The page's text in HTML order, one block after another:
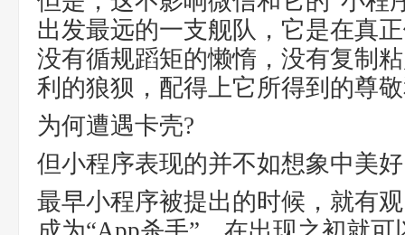
出发最远的一支舰队，它是在真
没有循规蹈矩的懒惰，没有复制
利的狼狈，配得上它所得到的尊
为何遭遇卡壳?
但小程序表现的并不如想象中美
最早小程序被提出的时候，就有